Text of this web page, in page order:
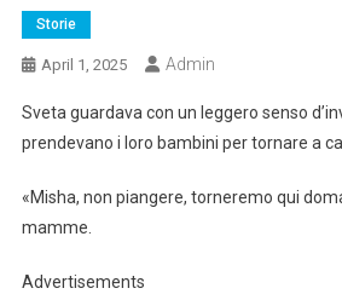
Storie
April 1, 2025 Admin
Sveta guardava con un leggero senso
prendevano i loro bambini per tornare a
«Misha, non piangere, torneremo qui
mamme.
Advertisements